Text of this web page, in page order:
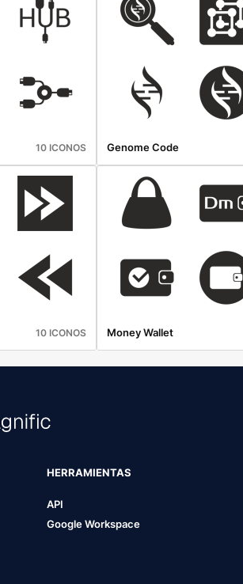
10 ICONOS Genome Code
10 ICONOS Money Wallet
HERRAMIENTAS
API
Google Workspace